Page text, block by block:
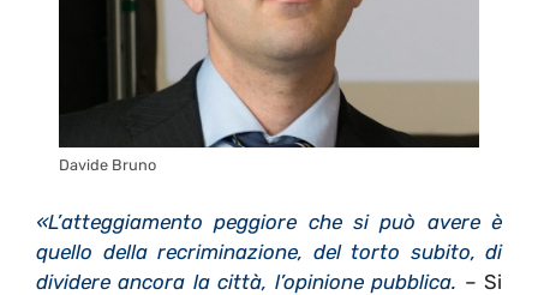
Davide Bruno
«L’atteggiamento peggiore che si può avere è
quello della recriminazione, del torto subito, di
dividere ancora la città, l’opinione pubblica. – Si